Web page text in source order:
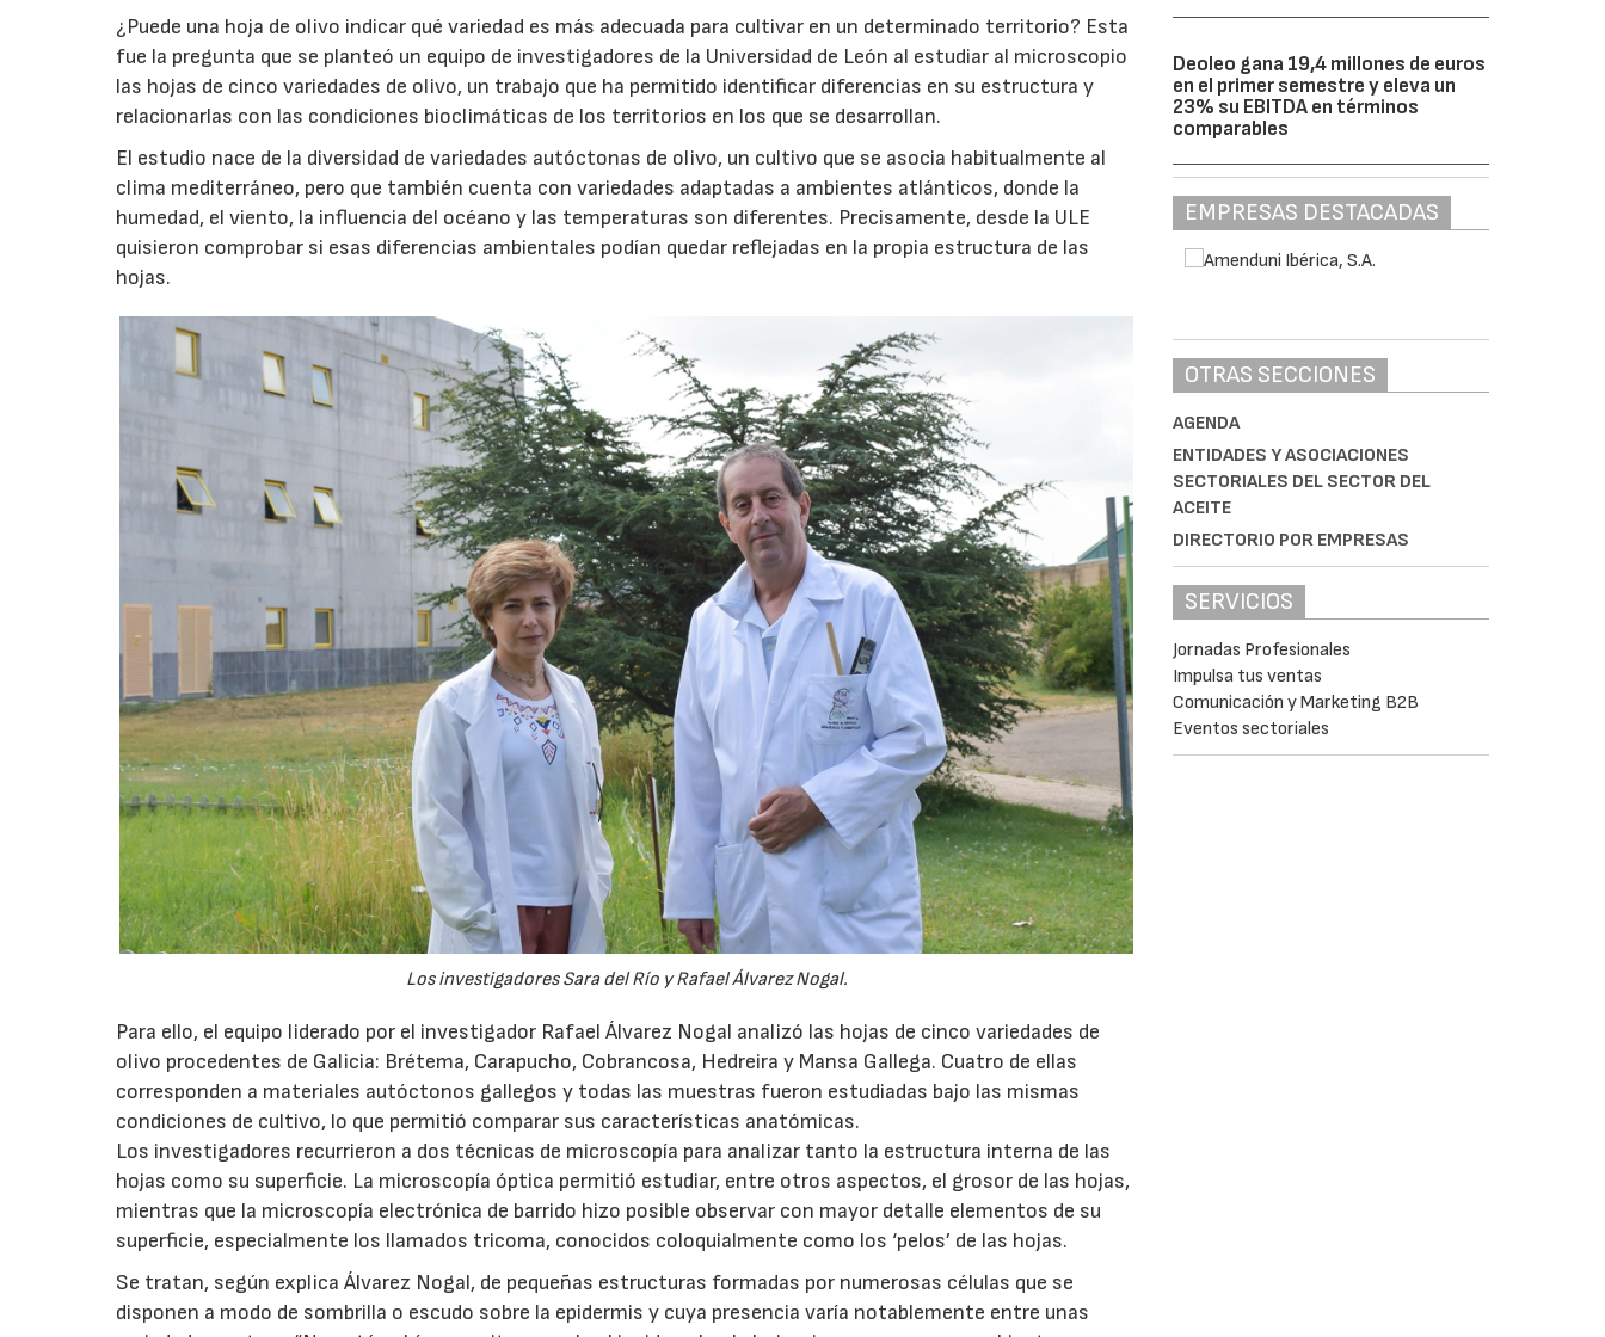
¿Puede una hoja de olivo indicar qué variedad es más adecuada para cultivar en un determinado territorio? Esta
fue la pregunta que se planteó un equipo de investigadores de la Universidad de León al estudiar al microscopio
las hojas de cinco variedades de olivo, un trabajo que ha permitido identificar diferencias en su estructura y
relacionarlas con las condiciones bioclimáticas de los territorios en los que se desarrollan.
El estudio nace de la diversidad de variedades autóctonas de olivo, un cultivo que se asocia habitualmente al
clima mediterráneo, pero que también cuenta con variedades adaptadas a ambientes atlánticos, donde la
humedad, el viento, la influencia del océano y las temperaturas son diferentes. Precisamente, desde la ULE
quisieron comprobar si esas diferencias ambientales podían quedar reflejadas en la propia estructura de las
hojas.
Los investigadores Sara del Río y Rafael Álvarez Nogal.
Para ello, el equipo liderado por el investigador Rafael Álvarez Nogal analizó las hojas de cinco variedades de
olivo procedentes de Galicia: Brétema, Carapucho, Cobrancosa, Hedreira y Mansa Gallega. Cuatro de ellas
corresponden a materiales autóctonos gallegos y todas las muestras fueron estudiadas bajo las mismas
condiciones de cultivo, lo que permitió comparar sus características anatómicas.
Los investigadores recurrieron a dos técnicas de microscopía para analizar tanto la estructura interna de las
hojas como su superficie. La microscopía óptica permitió estudiar, entre otros aspectos, el grosor de las hojas,
mientras que la microscopía electrónica de barrido hizo posible observar con mayor detalle elementos de su
superficie, especialmente los llamados tricoma, conocidos coloquialmente como los ‘pelos’ de las hojas.
Se tratan, según explica Álvarez Nogal, de pequeñas estructuras formadas por numerosas células que se
disponen a modo de sombrilla o escudo sobre la epidermis y cuya presencia varía notablemente entre unas
Deoleo gana 19,4 millones de euros
en el primer semestre y eleva un
23% su EBITDA en términos
comparables
EMPRESAS DESTACADAS
OTRAS SECCIONES
AGENDA
ENTIDADES Y ASOCIACIONES
SECTORIALES DEL SECTOR DEL
ACEITE
DIRECTORIO POR EMPRESAS
SERVICIOS
Jornadas Profesionales
Impulsa tus ventas
Comunicación y Marketing B2B
Eventos sectoriales